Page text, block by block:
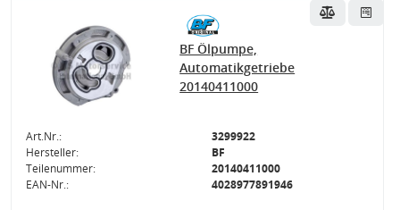
BF Ölpumpe,
Automatikgetriebe
20140411000
Art.Nr.:
3299922
Hersteller:
BF
Teilenummer:
20140411000
EAN-Nr.:
4028977891946